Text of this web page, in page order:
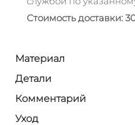
Стоимость доставки:
Материал
Детали
Комментарий
Уход